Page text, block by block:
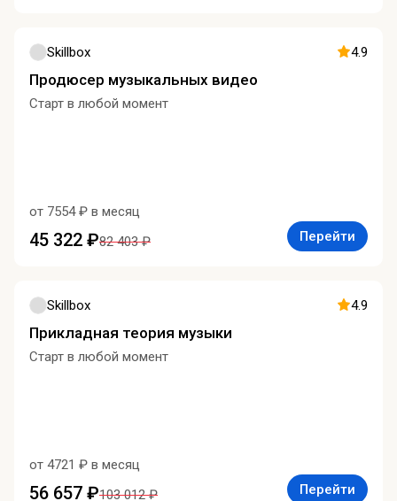
Skillbox 4.9
Продюсер музыкальных видео
Старт в любой момент
от 7554 ₽ в месяц
45 322 ₽82 403 ₽ Перейти
Skillbox 4.9
Прикладная теория музыки
Старт в любой момент
от 4721 ₽ в месяц
56 657 ₽103 012 ₽ Перейти